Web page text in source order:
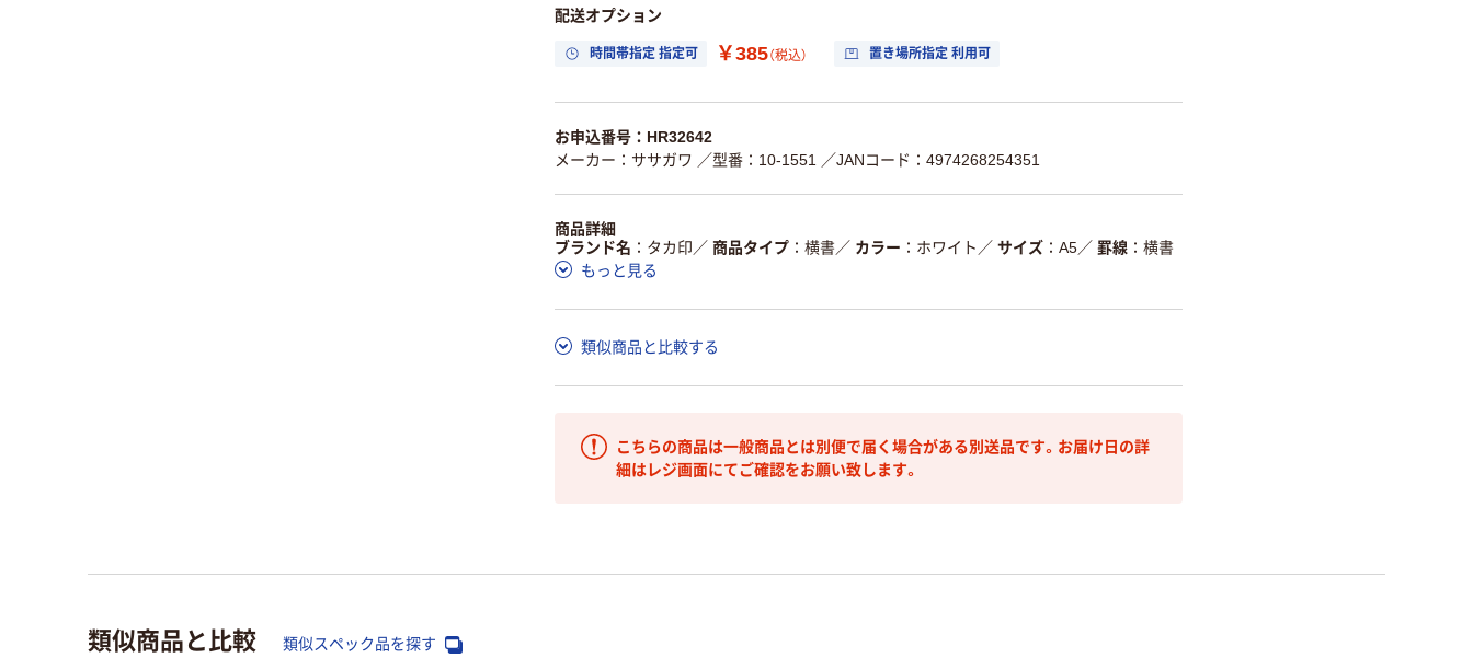
配送オプション
時間帯指定 指定可 ￥385（税込） 置き場所指定 利用可
お申込番号：HR32642
メーカー：ササガワ ／型番：10-1551 ／JANコード：4974268254351
商品詳細
ブランド名
タカ印 ／ 商品タイプ 横書／ カラー ホワイト ／ サイズ A5／ 罫線
横書
もっと見る
類似商品と比較する
こちらの商品は一般商品とは別便で届く場合がある別送品です。お届け日の詳
細はレジ画面にてご確認をお願い致します。
類似商品と比較 類似スペック品を探す